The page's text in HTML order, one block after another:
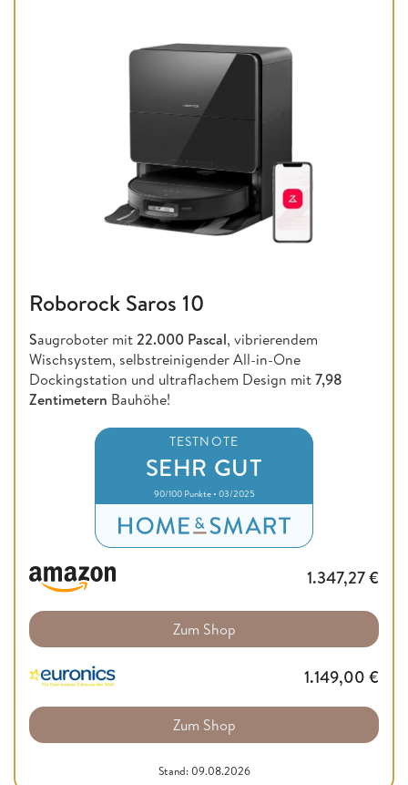
Roborock Saros 10
Saugroboter mit22.000 Pascal, vibrierendem
Wischsystem, selbstreinigender All-in-One
Dockingstation und ultraflachem Design mit7,98
Zentimetern Bauhöhe!
TESTNOTE
SEHR GUT
90/100 Punkte • 03/2025
1.347,27€
Zum Shop
1.149,00 €
Zum Shop
Stand: 09.08.2026